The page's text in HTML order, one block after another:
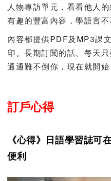
人物專訪單元，看看他人
有趣的豐富內容，學語言不
內容都提供PDF及MP3課
印。長期訂閱的話、每天
通通難不倒你，現在就開
訂戶心得
《心得》日語學習誌可
便利